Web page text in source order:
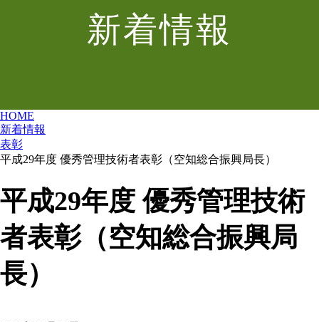
新着情報
HOME
新着情報
表彰
平成29年度 優秀管理技術者表彰（空知総合振興局長）
平成29年度 優秀管理技術
者表彰（空知総合振興局
長）